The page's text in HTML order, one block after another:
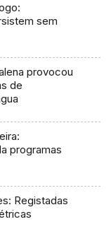
sem
provocou
de
programas
Registadas